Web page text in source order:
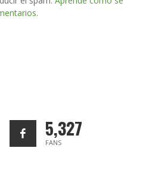
5,327
FANS